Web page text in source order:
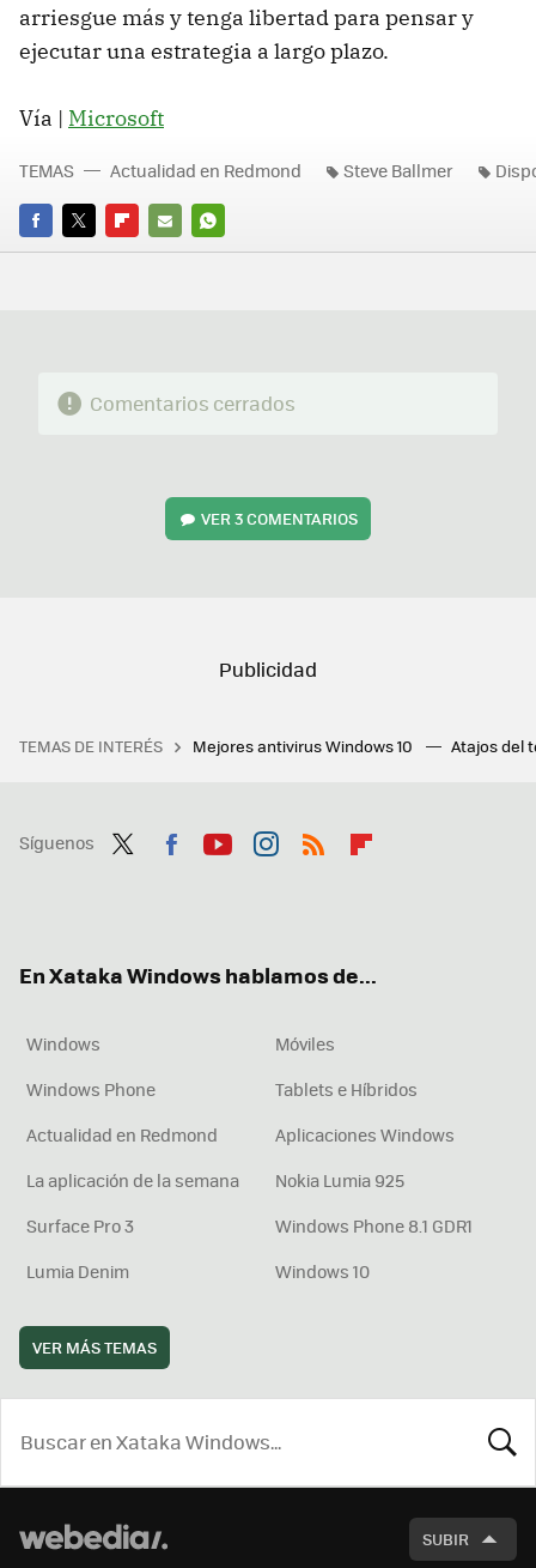
arriesgue más y tenga libertad para pensar y
ejecutar una estrategia a largo plazo.
Vía | Microsoft
FACEBOOK
TWITTERFLIPBOARD
E-
WHATSAPP
TEMAS Actualidad en Redmond Steve Ballmer
Comentarios cerrados
VER3 COMENTARIOS
TEMAS DE INTERÉS Mejores antivirus Windows 10 Atajos del
Síguenos
En Xataka Windows hablamos de...
Windows
Móviles
Windows Phone
Tablets e Híbridos
Actualidad en Redmond
Aplicaciones Windows
La aplicación de la semana
Nokia Lumia 925
Surface Pro 3
Windows Phone 8.1 GDR1
Lumia Denim
Windows 10
VER MÁS TEMAS
SUBIR